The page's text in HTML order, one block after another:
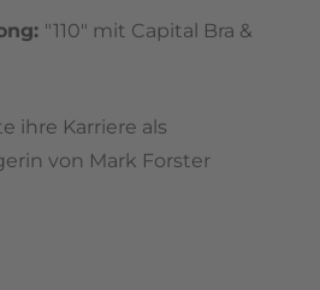
"110" mit Capital Bra &
ihre Karriere als
von Mark Forster